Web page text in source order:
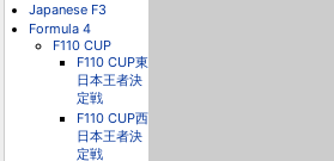
Japanese F3
Formula 4
F110 CUP
F110 CUP東
日本王者決
定戦
F110 CUP西
日本王者決
定戦